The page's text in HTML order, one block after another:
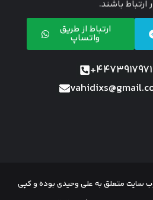
باشند.
ارتباط از طریق
واتساپ
سایت متعلق به علی وحیدی بوده و کپی